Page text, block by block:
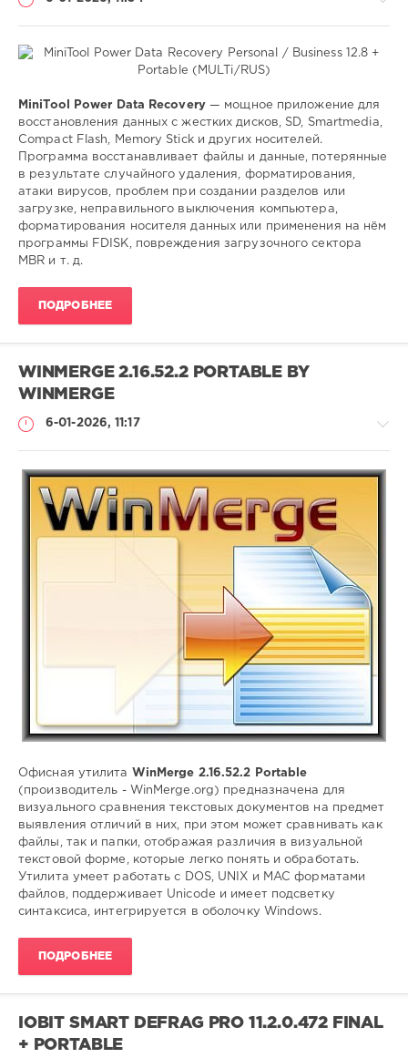
Софт
SamDel
92
0
восстановить,
удалённые,
файлы,
данные
MiniTool Power Data Recovery— мощное приложение для
восстановления данных с жестких дисков, SD, Smartmedia,
Compact Flash, Memory Stick и других носителей.
Программа восстанавливает файлы и данные, потерянные
в результате случайного удаления, форматирования,
атаки вирусов, проблем при создании разделов или
загрузке, неправильного выключения компьютера,
форматирования носителя данных или применения на нём
программы FDISK, повреждения загрузочного сектора
MBR и т. д.
ПОДРОБНЕЕ
WINMERGE 2.16.52.2 PORTABLE BY
WINMERGE
6-01-2026, 11:17
Софт
(portable)
сравнение
сравнение
изображений ,
слияние
файлов,
подсветка
синтаксиса
Офисная утилита
WinMerge 2.16.52.2 Portable
(производитель - WinMerge.org) предназначена для
визуального сравнения текстовых документов на предмет
выявления отличий в них, при этом может сравнивать как
файлы, так и папки, отображая различия в визуальной
текстовой форме, которые легко понять и обработать.
Утилита умеет работать с DOS, UNIX и MAC форматами
файлов, поддерживает Unicode и имеет подсветку
синтаксиса, интегрируется в оболочку Windows.
ПОДРОБНЕЕ
IOBIT SMART DEFRAG PRO 11.2.0.472 FINAL
+ PORTABLE